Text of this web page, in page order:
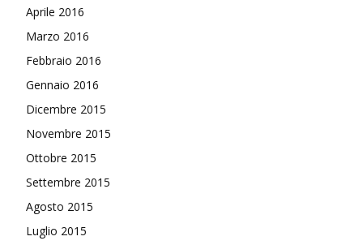
Aprile 2016
Marzo 2016
Febbraio 2016
Gennaio 2016
Dicembre 2015
Novembre 2015
Ottobre 2015
Settembre 2015
Agosto 2015
Luglio 2015